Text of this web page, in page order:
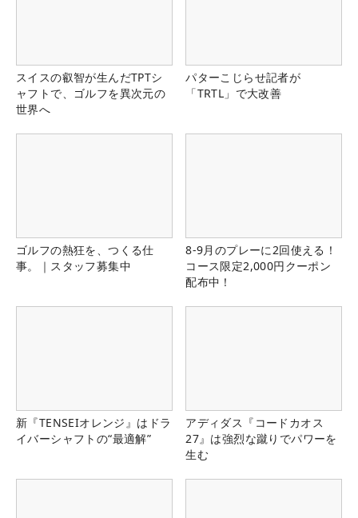
スイスの叡智が生んだTPTシ
ャフトで、ゴルフを異次元の
世界へ
パターこじらせ記者が
「TRTL」で大改善
ゴルフの熱狂を、つくる仕
事。｜スタッフ募集中
8-9月のプレーに2回使える！
コース限定2,000円クーポン
配布中！
新『TENSEIオレンジ』はドラ
イバーシャフトの“最適解”
アディダス『コードカオス
27』は強烈な蹴りでパワーを
生む